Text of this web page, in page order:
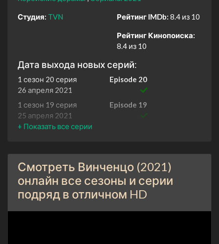
Студия: TVN Рейтинг IMDb: 8.4 из 10
Рейтинг Кинопоиска:
8.4 из 10
Дата выхода новых серий:
1 сезон 20 серия
Episode 20
26 апреля 2021
1 сезон 19 серия
Episode 19
25 апреля 2021
1 сезон 18 серия
1 сезон 17 серия
Episode 17
17 апреля 2021
1 сезон 16 серия
Episode 16
11 апреля 2021
Смотреть Винченцо (2021)
онлайн все сезоны и серии
подряд в отличном HD